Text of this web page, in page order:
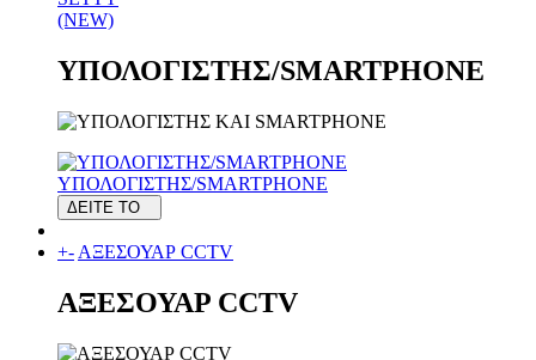
(NEW)
ΥΠΟΛΟΓΙΣΤΗΣ/SMARTPHONE
ΥΠΟΛΟΓΙΣΤΗΣ/SMARTPHONE
ΔΕΙΤΕ ΤΟ
+- ΑΞΕΣΟΥΑΡ CCTV
ΑΞΕΣΟΥΑΡ CCTV